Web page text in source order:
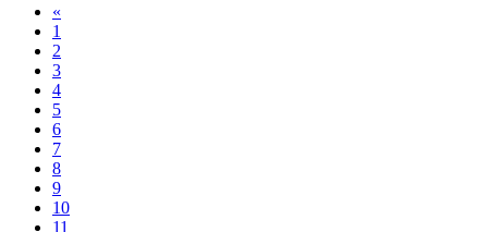
«
1
2
3
4
5
6
7
8
9
10
11